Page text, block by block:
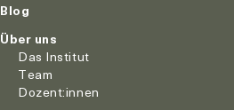
Blog
Über uns
Das Institut
Team
Dozent:innen